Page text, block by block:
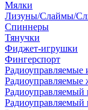
Мялки
Лизуны/Слаймы/
Спиннеры
Тянучки
Фиджет-игрушки
Фингерспорт
Радиоуправляемые
Радиоуправляемые
Радиоуправляемый
Радиоуправляемый